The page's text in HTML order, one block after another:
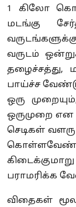
1 கிலோ
மடங்கு
வருடம்
தழைச்சத்து,
பாய்ச்ச
ஒரு
ஒருமுறை என
செடிகள்
பராமரிக்க
விதைகள்